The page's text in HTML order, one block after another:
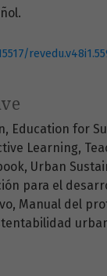
Education for
Learning
Urban
para el
Manual del